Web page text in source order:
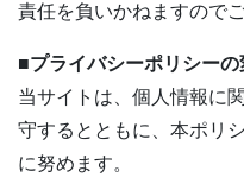
責任を負いかねますので
■プライバシーポリシー
当サイトは、個人情報に
守するとともに、本ポリ
に努めます。